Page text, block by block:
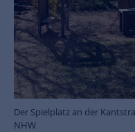
Der Spielplatz an der
NHW